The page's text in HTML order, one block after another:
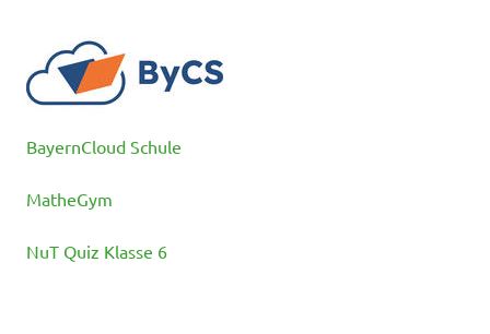
BayernCloud Schule
MatheGym
NuT Quiz Klasse 6